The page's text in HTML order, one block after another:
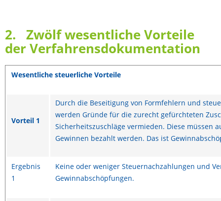
2. Zwölf wesentliche Vorteile
der Verfahrensdokumentation
Wesentliche steuerliche Vorteile
Vorteil 1
Durch die Beseitigung von Formfehlern und
werden Gründe für die zurecht gefürchteten
Sicherheitszuschläge vermieden. Diese müssen
Gewinnen bezahlt werden. Das ist
Ergebnis
1
Keine oder weniger Steuernachzahlungen und
Gewinnabschöpfungen.